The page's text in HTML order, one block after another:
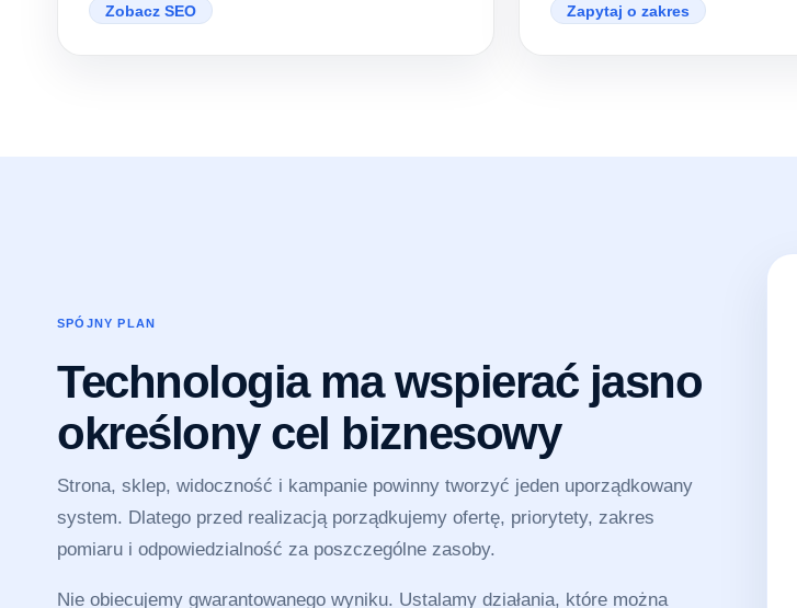
Zobacz SEO Zapytaj o zakres
SPÓJNY PLAN
Technologia ma wspierać jasno
określony cel biznesowy
Strona, sklep, widoczność i kampanie powinny tworzyć jeden uporządkowany
system. Dlatego przed realizacją porządkujemy ofertę, priorytety, zakres
pomiaru i odpowiedzialność za poszczególne zasoby.
Nie obiecujemy gwarantowanego wyniku. Ustalamy działania, które można